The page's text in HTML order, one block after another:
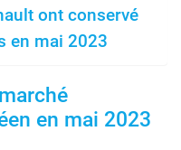
ont conservé
en mai 2023
en mai 2023